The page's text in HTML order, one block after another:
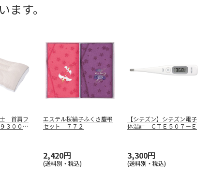
す。
士 首肩フ
３００９
エステル桜綸子ふくさ慶弔
セット ７７２
2,420円
(送料別・税込)
【シチズン】シチズン電子
体温計 ＣＴＥ５０７－Ｅ
3,300円
(送料別・税込)